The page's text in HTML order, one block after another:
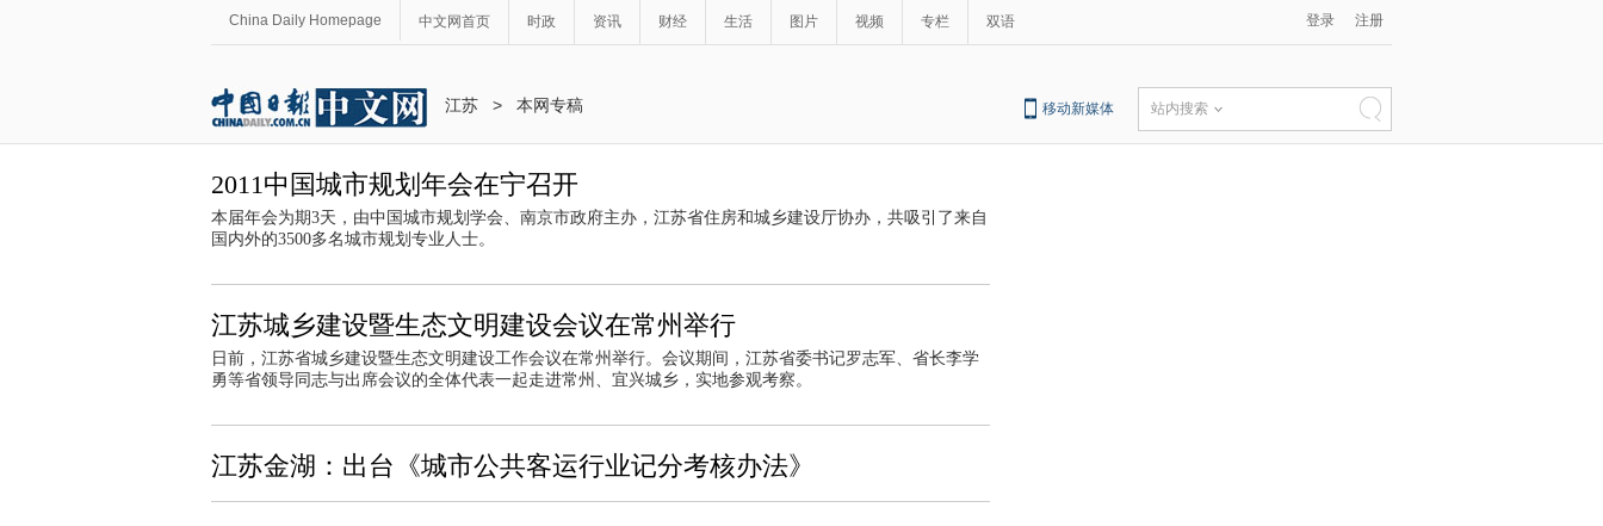
China Daily Homepage 中文网首页 时政 资讯 财经 生活 图片 视频 专栏 双语 登录 注册
江苏 > 本网专稿 移动新媒体 站内搜索
2011中国城市规划年会在宁召开
本届年会为期3天，由中国城市规划学会、南京市政府主办，江苏省住房和城乡建设厅协办，共吸引了来自
国内外的3500多名城市规划专业人士。
江苏城乡建设暨生态文明建设会议在常州举行
日前，江苏省城乡建设暨生态文明建设工作会议在常州举行。会议期间，江苏省委书记罗志军、省长李学
勇等省领导同志与出席会议的全体代表一起走进常州、宜兴城乡，实地参观考察。
江苏金湖：出台《城市公共客运行业记分考核办法》